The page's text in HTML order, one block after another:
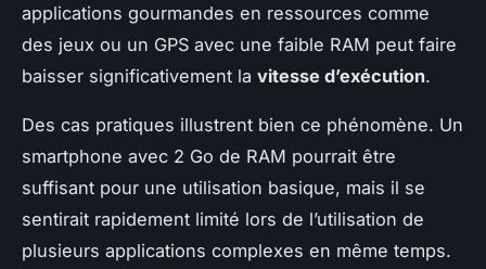
applications gourmandes en ressources comme
des jeux ou un GPS avec une faible RAM peut faire
baisser significativement la vitesse d’exécution.
Des cas pratiques illustrent bien ce phénomène. Un
smartphone avec 2 Go de RAM pourrait être
suffisant pour une utilisation basique, mais il se
sentirait rapidement limité lors de l’utilisation de
plusieurs applications complexes en même temps.